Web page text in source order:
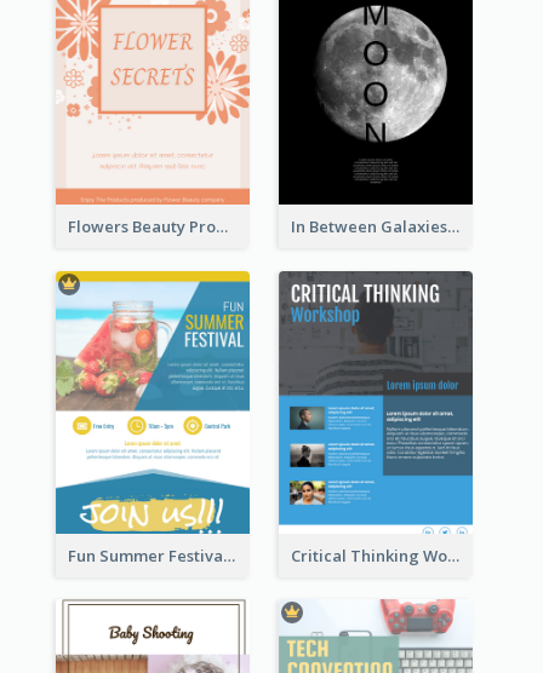
Flowers Beauty Product Flyer In Between Galaxies And Moon Flyer
Fun Summer Festival Flyers Critical Thinking Workshop Flyer